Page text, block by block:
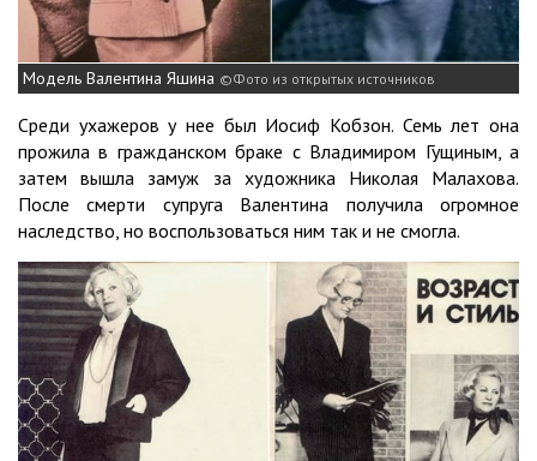
Модель Валентина Яшина Фото из открытых источников
Среди ухажеров у нее был Иосиф Кобзон. Семь лет она
прожила в гражданском браке с Владимиром Гущиным, а
затем вышла замуж за художника Николая Малахова.
После смерти супруга Валентина получила огромное
наследство, но воспользоваться ним так и не смогла.